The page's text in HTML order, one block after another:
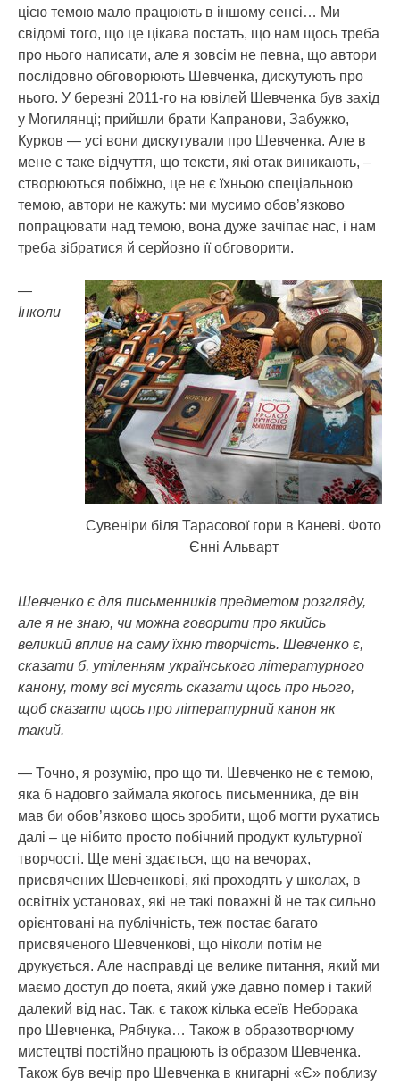
цією темою мало працюють в іншому сенсі… Ми
свідомі того, що це цікава постать, що нам щось треба
про нього написати, але я зовсім не певна, що автори
послідовно обговорюють Шевченка, дискутують про
нього. У березні 2011-го на ювілей Шевченка був захід
у Могилянці; прийшли брати Капранови, Забужко,
Курков — усі вони дискутували про Шевченка. Але в
мене є таке відчуття, що тексти, які отак виникають, –
створюються побіжно, це не є їхньою спеціальною
темою, автори не кажуть: ми мусимо обов’язково
попрацювати над темою, вона дуже зачіпає нас, і нам
треба зібратися й серйозно її обговорити.
Сувенiри бiля Тарасовоï гори в Каневі. Фото
Єнні Альварт
—
Інколи
Шевченко є для письменників предметом розгляду,
але я не знаю, чи можна говорити про якийсь
великий вплив на саму їхню творчість. Шевченко є,
сказати б, утіленням українського літературного
канону, тому всі мусять сказати щось про нього,
щоб сказати щось про літературний канон як
такий.
— Точно, я розумію, про що ти. Шевченко не є темою,
яка б надовго займала якогось письменника, де він
мав би обов’язково щось зробити, щоб могти рухатись
далі – це нібито просто побічний продукт культурної
творчості. Ще мені здається, що на вечорах,
присвячених Шевченкові, які проходять у школах, в
освітніх установах, які не такі поважні й не так сильно
орієнтовані на публічність, теж постає багато
присвяченого Шевченкові, що ніколи потім не
друкується. Але насправді це велике питання, який ми
маємо доступ до поета, який уже давно помер і такий
далекий від нас. Так, є також кілька есеїв Неборака
про Шевченка, Рябчука… Також в образотворчому
мистецтві постійно працюють із образом Шевченка.
Також був вечір про Шевченка в книгарні «Є» поблизу